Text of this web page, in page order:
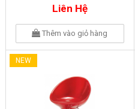
Liên Hệ
Thêm vào giỏ hàng
NEW